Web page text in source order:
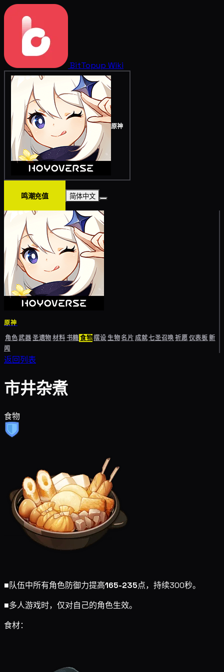
BitTopup Wiki
原神
鸣潮充值 简体中文
原神
角色武器圣遗物材料书籍食物摆设生物名片成就七圣召唤祈愿仪表板新
闻
返回列表
市井杂煮
食物
■队伍中所有角色防御力提高165-235点，持续300秒。
■多人游戏时，仅对自己的角色生效。
食材：